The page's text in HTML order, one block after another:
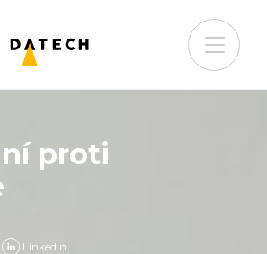
proti
LinkedIn